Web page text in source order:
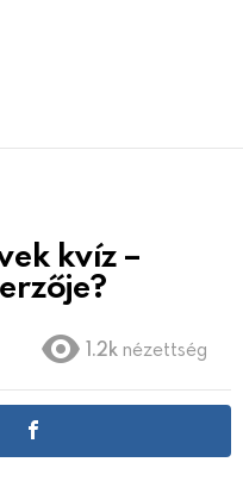
kvíz –
1.2k nézettség